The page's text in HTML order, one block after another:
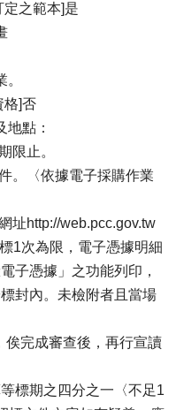
定之範本]是
格]否
地點：
限止。
。〈依據電子採購作業
址http://web.pcc.gov.tw
1次為限，電子憑據明細
子憑據」之功能列印，
封內。未檢附者且當場
俟完成審查後，再行宣讀
標期之四分之一〈不足1